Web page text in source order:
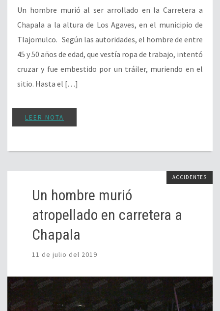
Un hombre murió al ser arrollado en la Carretera a
Chapala a la altura de Los Agaves, en el municipio de
Tlajomulco. Según las autoridades, el hombre de entre
45 y 50 años de edad, que vestía ropa de trabajo, intentó
cruzar y fue embestido por un tráiler, muriendo en el
sitio. Hasta el […]
LEER NOTA
ACCIDENTES
Un hombre murió
atropellado en carretera a
Chapala
11 de julio del 2019